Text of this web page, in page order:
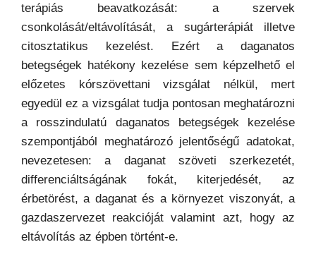
terápiás beavatkozását: a szervek
csonkolását/eltávolítását, a sugárterápiát illetve
citosztatikus kezelést. Ezért a daganatos
betegségek hatékony kezelése sem képzelhető el
előzetes kórszövettani vizsgálat nélkül, mert
egyedül ez a vizsgálat tudja pontosan meghatározni
a rosszindulatú daganatos betegségek kezelése
szempontjából meghatározó jelentőségű adatokat,
nevezetesen: a daganat szöveti szerkezetét,
differenciáltságának fokát, kiterjedését, az
érbetörést, a daganat és a környezet viszonyát, a
gazdaszervezet reakcióját valamint azt, hogy az
eltávolítás az épben történt-e.